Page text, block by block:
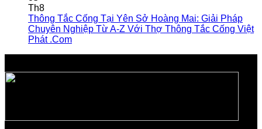
Th8
Thông Tắc Cống Tại Yên Sở Hoàng Mai: Giải Pháp
Chuyên Nghiệp Từ A-Z Với Thợ Thông Tắc Cống Việt
Phát .Com